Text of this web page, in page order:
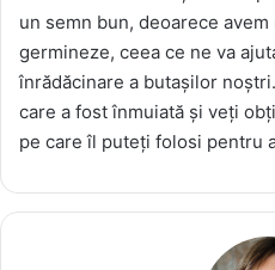
un semn bun, deoarece
germineze, ceea ce ne va
înrădăcinare a butașilor
care a fost înmuiată și veți
pe care îl puteți folosi pentru